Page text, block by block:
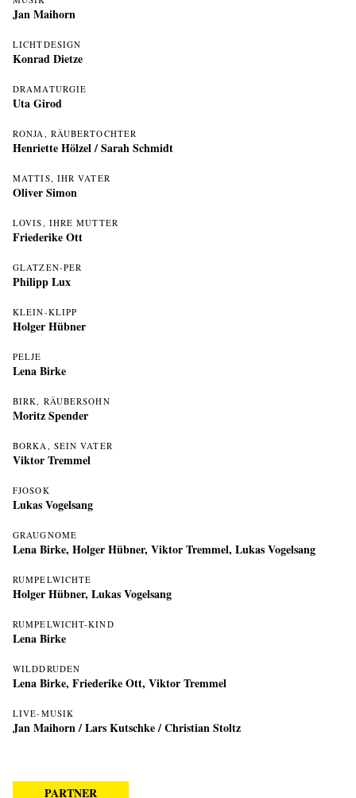
Jan Maihorn
LICHTDESIGN
Konrad Dietze
DRAMATURGIE
Uta Girod
RONJA, RÄUBERTOCHTER
Henriette Hölzel/Sarah Schmidt
MATTIS, IHR VATER
Oliver Simon
LOVIS, IHRE MUTTER
Friederike Ott
GLATZEN-PER
Philipp Lux
KLEIN-KLIPP
Holger Hübner
PELJE
Lena Birke
BIRK, RÄUBERSOHN
Moritz Spender
BORKA, SEIN VATER
Viktor Tremmel
FJOSOK
Lukas Vogelsang
GRAUGNOME
Lena Birke, Holger Hübner, Viktor Tremmel, Lukas Vogelsang
RUMPELWICHTE
Holger Hübner, Lukas Vogelsang
RUMPELWICHT-KIND
Lena Birke
WILDDRUDEN
Lena Birke, Friederike Ott, Viktor Tremmel
LIVE-MUSIK
Jan Maihorn/Lars Kutschke/Christian Stoltz
PARTNER